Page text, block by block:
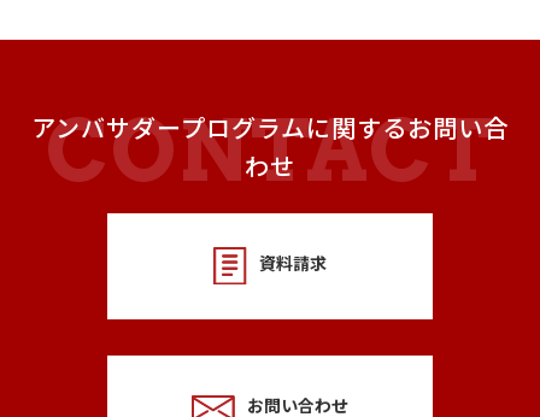
アンバサダープログラムに関するお問い合
わせ
資料請求
お問い合わせ